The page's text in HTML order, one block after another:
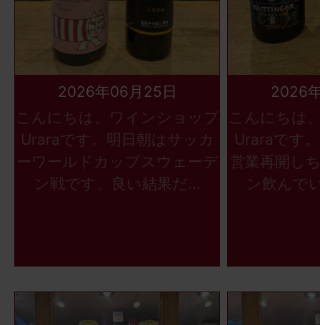
2026年06月25日
こんにちは、ワインショップ
Uraraです。明日朝はサッカ
ーワールドカップスウェーデ
ン戦です。良い結果だ...
2026
こんにちは
Uraraです
営業再開し
ン飲んで